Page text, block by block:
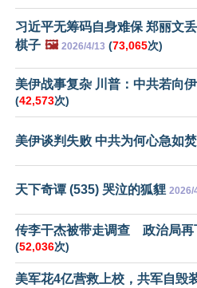
习近平无筹码自身难保 郑丽文
棋子 🖼️ 2026/4/13 (73,065次)
美伊战事复杂 川普：中共若向
(42,573次)
美伊谈判失败 中共为何心急如
天下奇谭 (535) 哭泣的狐貍 2026/
传李干杰被带走调查 政治局再
(52,036次)
美军花4亿营救上校，共军自毁